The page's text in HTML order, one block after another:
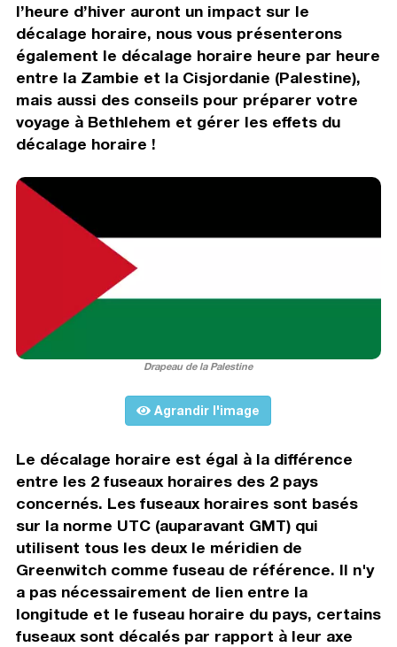
l’heure d’hiver auront un impact sur le
décalage horaire, nous vous présenterons
également le décalage horaire heure par heure
entre la Zambie et la Cisjordanie (Palestine),
mais aussi des conseils pour préparer votre
voyage à Bethlehem et gérer les effets du
décalage horaire !
Drapeau de la Palestine
Agrandir l'image
Le décalage horaire est égal à la différence
entre les 2 fuseaux horaires des 2 pays
concernés. Les fuseaux horaires sont basés
sur la norme UTC (auparavant GMT) qui
utilisent tous les deux le méridien de
Greenwitch comme fuseau de référence. Il n'y
a pas nécessairement de lien entre la
longitude et le fuseau horaire du pays, certains
fuseaux sont décalés par rapport à leur axe